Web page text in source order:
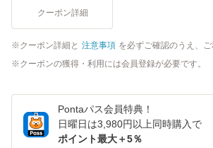
クーポン詳細
クーポン詳細と 注意事項 を必ずご確認のうえ、ご
クーポンの獲得・利用には会員登録が必要です。
Pontaパス会員特典！
日曜日は3,980円以上同時購入で
ポイント最大＋5％